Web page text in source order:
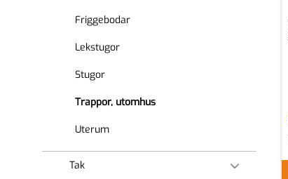
Friggebodar
Lekstugor
Stugor
Trappor, utomhus
Uterum
Tak